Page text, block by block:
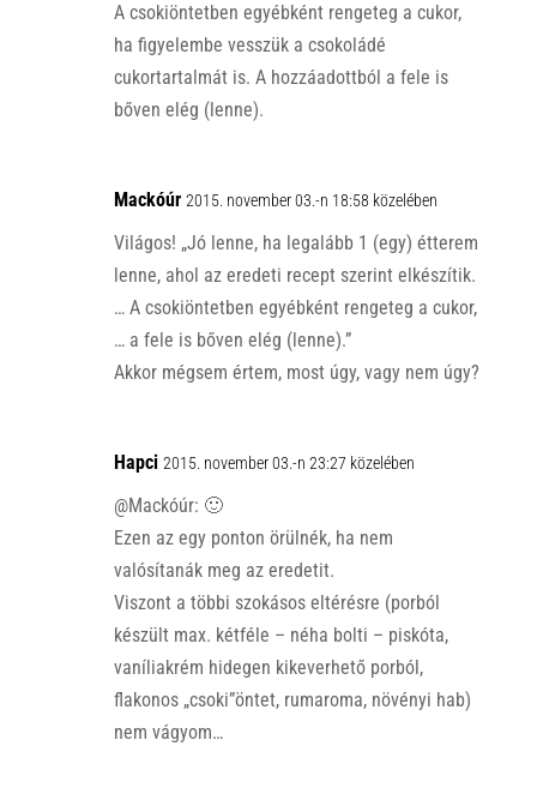
A csokiöntetben egyébként rengeteg a cukor,
ha figyelembe vesszük a csokoládé
cukortartalmát is. A hozzáadottból a fele is
bőven elég (lenne).
Mackóúr 2015. november 03.-n 18:58 közelében
Világos! „Jó lenne, ha legalább 1 (egy) étterem
lenne, ahol az eredeti recept szerint elkészítik.
… A csokiöntetben egyébként rengeteg a cukor,
… a fele is bőven elég (lenne).”
Akkor mégsem értem, most úgy, vagy nem úgy?
Hapci 2015. november 03.-n 23:27 közelében
@Mackóúr: 🙂
Ezen az egy ponton örülnék, ha nem
valósítanák meg az eredetit.
Viszont a többi szokásos eltérésre (porból
készült max. kétféle – néha bolti – piskóta,
vaníliakrém hidegen kikeverhető porból,
flakonos „csoki”öntet, rumaroma, növényi hab)
nem vágyom…